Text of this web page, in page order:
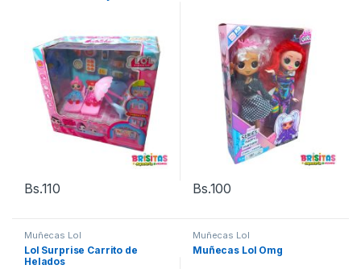
Bs.110 Bs.100
Muñecas Lol
Lol Surprise Carrito de
Helados
Muñecas Lol
Muñecas Lol Omg